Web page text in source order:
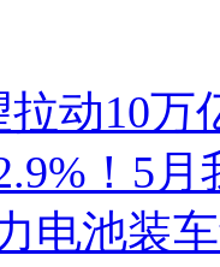
拉动10
！5
电池装